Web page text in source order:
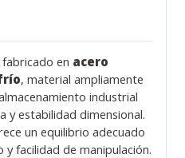
en acero
, material ampliamente
industrial
y estabilidad dimensional.
un equilibrio adecuado
facilidad de manipulación.